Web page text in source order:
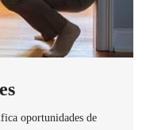
oportunidades de